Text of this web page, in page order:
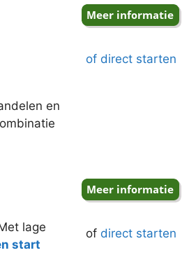
en
of direct starten
lage
start
of direct starten